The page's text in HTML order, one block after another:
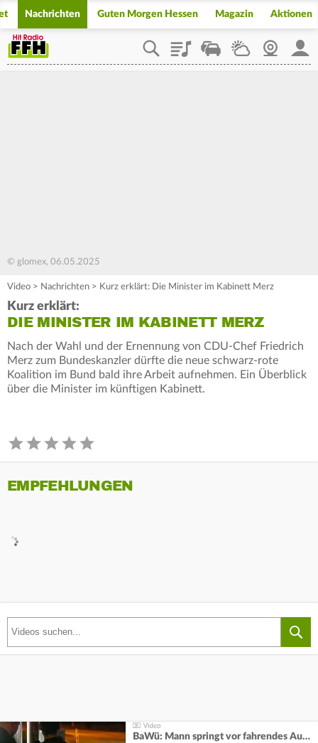
Nachrichten Guten Morgen Hessen Magazin Aktionen
PlaylistStaupilotWetterWebcam
© glomex, 06.05.2025
Video > Nachrichten > Kurz erklärt: Die Minister im Kabinett Merz
Kurz erklärt:
DIE MINISTER IM KABINETT MERZ
Nach der Wahl und der Ernennung von CDU-Chef Friedrich
Merz zum Bundeskanzler dürfte die neue schwarz-rote
Koalition im Bund bald ihre Arbeit aufnehmen. Ein Überblick
über die Minister im künftigen Kabinett.
EMPFEHLUNGEN
BaWü: Mann springt vor fahrendes Auto und schießt